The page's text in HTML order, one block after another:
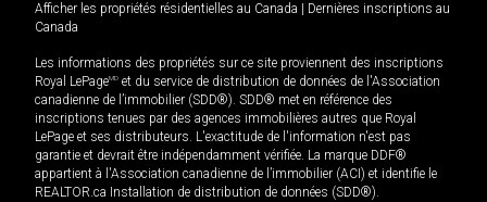
Afficher les propriétés résidentielles au Canada
Dernières inscriptions au
Canada
Les informations des propriétés sur ce site proviennent des inscriptions
Royal LePageMD et du service de distribution de données de l'Association
canadienne de l’immobilier (SDD®). SDD® met en référence des
inscriptions tenues par des agences immobilières autres que Royal
LePage et ses distributeurs. L'exactitude de l'information n'est pas
garantie et devrait être indépendamment vérifiée. La marque DDF®
appartient à l'Association canadienne de l’immobilier (ACI) et identifie le
REALTOR.ca Installation de distribution de données (SDD®).